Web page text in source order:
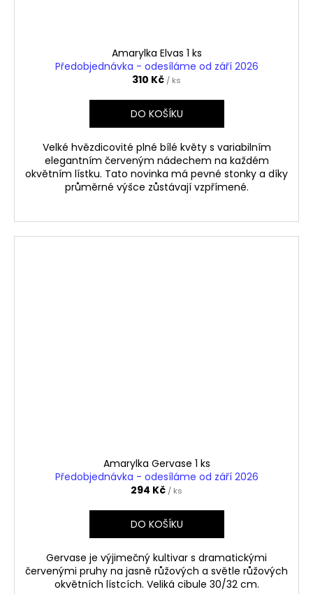
Amarylka Elvas 1 ks
Předobjednávka - odesíláme od září 2026
310 Kč / ks
DO KOŠÍKU
Velké hvězdicovité plné bílé květy s variabilním
elegantním červeným nádechem na každém
okvětním lístku. Tato novinka má pevné stonky a díky
průměrné výšce zůstávají vzpřímené.
Amarylka Gervase 1 ks
Předobjednávka - odesíláme od září 2026
294 Kč / ks
DO KOŠÍKU
Gervase je výjimečný kultivar s dramatickými
červenými pruhy na jasně růžových a světle růžových
okvětních lístcích. Veliká cibule 30/32 cm.